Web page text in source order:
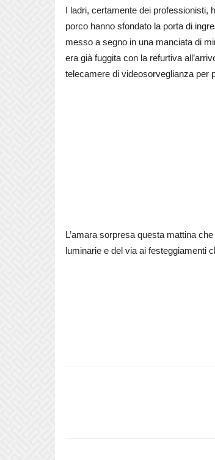
I ladri, certamente dei professionisti,
porco hanno sfondato la porta di
messo a segno in una manciata di
era già fuggita con la refurtiva
telecamere di videosorveglianza per
L’amara sorpresa questa mattina
luminarie e del via ai festeggiamenti